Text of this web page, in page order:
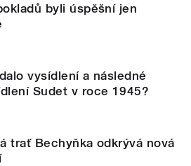
byli úspěšní jen
vysídlení a následné
Sudet v roce 1945?
trať Bechyňka odkrývá nová